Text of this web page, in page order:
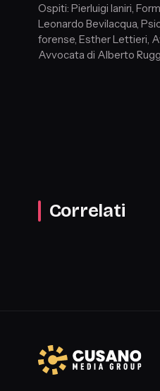
Ospiti: Pierluigi Ianiri,
Leonardo Bevilacqua,
forense, Esther Lettieri,
Avvocata di Alberto
Correlati